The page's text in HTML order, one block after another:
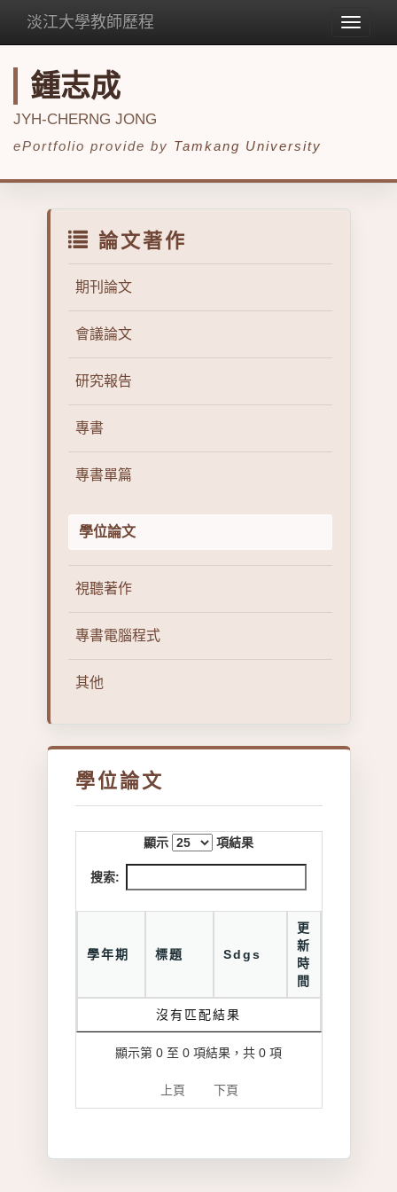
Toggle
淡江大學教師歷程
鍾志成
JYH-CHERNG JONG
ePortfolio provide by Tamkang University
論文著作
期刊論文
會議論文
研究報告
專書
專書單篇
學位論文
視聽著作
專書電腦程式
其他
學位論文
顯示 項結果
搜索:
學年期 標題 Sdgs
更
新
時
間
沒有匹配結果
顯示第 0 至 0 項結果，共 0 項
上頁 下頁